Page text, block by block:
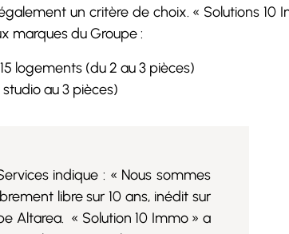
un critère de choix. « Solutions 10
marques du Groupe :
logements (du 2 au 3 pièces)
au 3 pièces)
indique : « Nous sommes
libre sur 10 ans, inédit sur
Altarea. « Solution 10 Immo » a